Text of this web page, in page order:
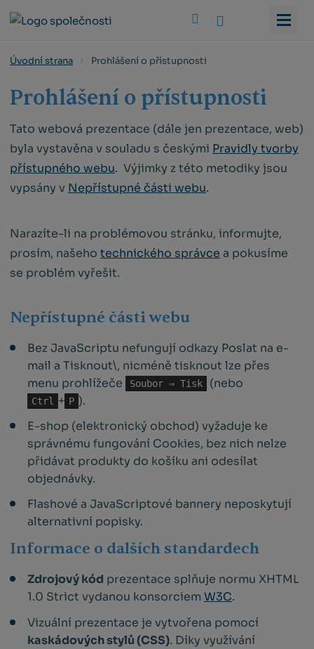
Úvodní strana Prohlášení o přístupnosti
Prohlášení o přístupnosti
Tato webová prezentace (dále jen prezentace, web)
byla vystavěna v souladu s českými Pravidly tvorby
přístupného webu. Výjimky z této metodiky jsou
vypsány v Nepřístupné části webu.
Narazíte-li na problémovou stránku, informujte,
prosím, našehotechnického správce a pokusíme
se problém vyřešit.
Nepřístupné části webu
Bez JavaScriptu nefungují odkazy Poslat na e-
mail aTisknout\, nicméně tisknout lze přes
menu prohlížeče
Soubor ⇒ Tisk (nebo
Ctrl + P ).
E-shop (elektronický obchod) vyžaduje ke
správnému fungování Cookies, bez nich nelze
přidávat produkty do košíku ani odesílat
objednávky.
Flashové a JavaScriptové bannery neposkytují
alternativní popisky.
Informace o dalších standardech
Zdrojový kód prezentace splňuje normu XHTML
1.0 Strict vydanou konsorciemW3C.
Vizuální prezentace je vytvořena pomocí
kaskádových stylů (CSS). Díky využívání